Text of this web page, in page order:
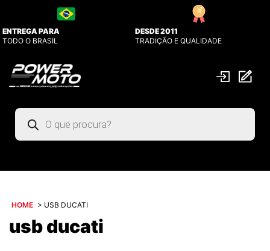
ENTREGA PARA
TODO O BRASIL
DESDE 2011
TRADIÇÃO E QUALIDADE
Pesquisar
produtos
HOME > USB DUCATI
usb ducati